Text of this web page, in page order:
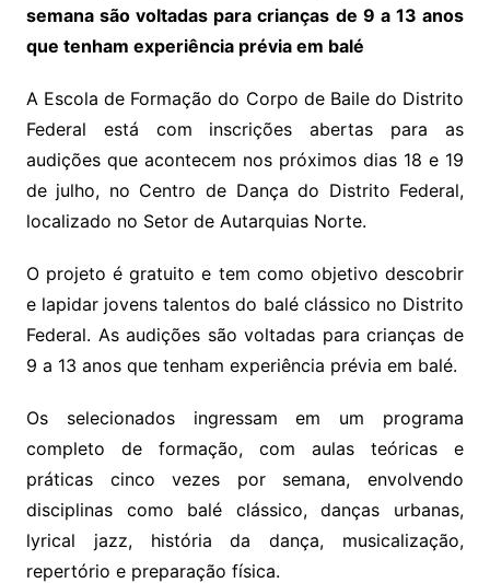
semana são voltadas para crianças de 9 a 13 anos
que tenham experiência prévia em balé
A Escola de Formação do Corpo de Baile do Distrito
Federal está com inscrições abertas para as
audições que acontecem nos próximos dias 18 e 19
de julho, no Centro de Dança do Distrito Federal,
localizado no Setor de Autarquias Norte.
O projeto é gratuito e tem como objetivo descobrir
e lapidar jovens talentos do balé clássico no Distrito
Federal. As audições são voltadas para crianças de
9 a 13 anos que tenham experiência prévia em balé.
Os selecionados ingressam em um programa
completo de formação, com aulas teóricas e
práticas cinco vezes por semana, envolvendo
disciplinas como balé clássico, danças urbanas,
lyrical jazz, história da dança, musicalização,
repertório e preparação física.